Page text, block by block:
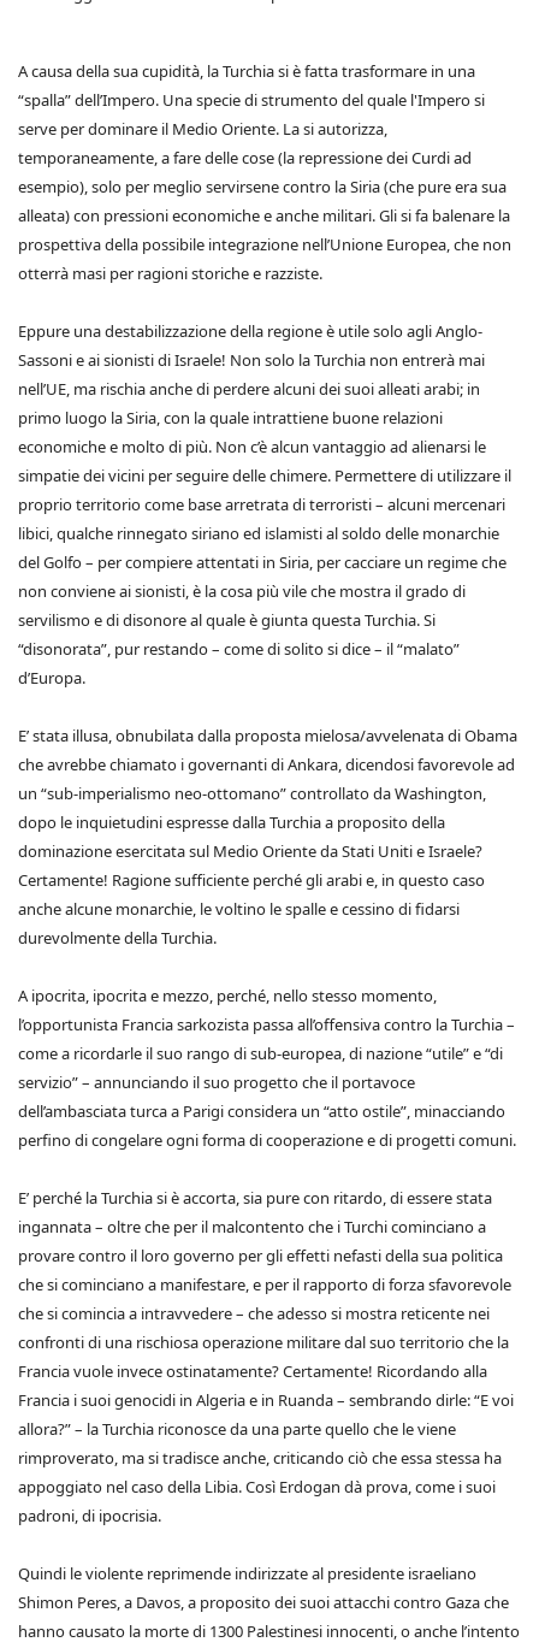
A causa della sua cupidità, la Turchia si è fatta trasformare in una
“spalla” dell’Impero. Una specie di strumento del quale l'Impero si
serve per dominare il Medio Oriente. La si autorizza,
temporaneamente, a fare delle cose (la repressione dei Curdi ad
esempio), solo per meglio servirsene contro la Siria (che pure era sua
alleata) con pressioni economiche e anche militari. Gli si fa balenare la
prospettiva della possibile integrazione nell’Unione Europea, che non
otterrà masi per ragioni storiche e razziste.
Eppure una destabilizzazione della regione è utile solo agli Anglo-
Sassoni e ai sionisti di Israele! Non solo la Turchia non entrerà mai
nell’UE, ma rischia anche di perdere alcuni dei suoi alleati arabi; in
primo luogo la Siria, con la quale intrattiene buone relazioni
economiche e molto di più. Non c’è alcun vantaggio ad alienarsi le
simpatie dei vicini per seguire delle chimere. Permettere di utilizzare il
proprio territorio come base arretrata di terroristi – alcuni mercenari
libici, qualche rinnegato siriano ed islamisti al soldo delle monarchie
del Golfo – per compiere attentati in Siria, per cacciare un regime che
non conviene ai sionisti, è la cosa più vile che mostra il grado di
servilismo e di disonore al quale è giunta questa Turchia. Si
“disonorata”, pur restando – come di solito si dice – il “malato”
d’Europa.
E’ stata illusa, obnubilata dalla proposta mielosa/avvelenata di Obama
che avrebbe chiamato i governanti di Ankara, dicendosi favorevole ad
un “sub-imperialismo neo-ottomano” controllato da Washington,
dopo le inquietudini espresse dalla Turchia a proposito della
dominazione esercitata sul Medio Oriente da Stati Uniti e Israele?
Certamente! Ragione sufficiente perché gli arabi e, in questo caso
anche alcune monarchie, le voltino le spalle e cessino di fidarsi
durevolmente della Turchia.
A ipocrita, ipocrita e mezzo, perché, nello stesso momento,
l’opportunista Francia sarkozista passa all’offensiva contro la Turchia –
come a ricordarle il suo rango di sub-europea, di nazione “utile” e “di
servizio” – annunciando il suo progetto che il portavoce
dell’ambasciata turca a Parigi considera un “atto ostile”, minacciando
perfino di congelare ogni forma di cooperazione e di progetti comuni.
E’ perché la Turchia si è accorta, sia pure con ritardo, di essere stata
ingannata – oltre che per il malcontento che i Turchi cominciano a
provare contro il loro governo per gli effetti nefasti della sua politica
che si cominciano a manifestare, e per il rapporto di forza sfavorevole
che si comincia a intravvedere – che adesso si mostra reticente nei
confronti di una rischiosa operazione militare dal suo territorio che la
Francia vuole invece ostinatamente? Certamente! Ricordando alla
Francia i suoi genocidi in Algeria e in Ruanda – sembrando dirle: “E voi
allora?” – la Turchia riconosce da una parte quello che le viene
rimproverato, ma si tradisce anche, criticando ciò che essa stessa ha
appoggiato nel caso della Libia. Così Erdogan dà prova, come i suoi
padroni, di ipocrisia.
Quindi le violente reprimende indirizzate al presidente israeliano
Shimon Peres, a Davos, a proposito dei suoi attacchi contro Gaza che
hanno causato la morte di 1300 Palestinesi innocenti, o anche l’intento